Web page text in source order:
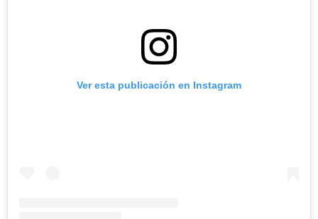
Ver esta publicación en Instagram